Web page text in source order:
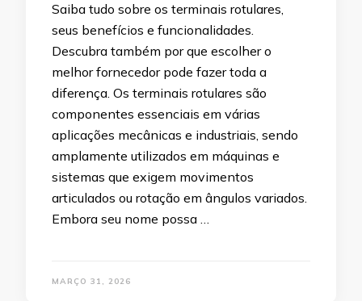
Saiba tudo sobre os terminais rotulares,
seus benefícios e funcionalidades.
Descubra também por que escolher o
melhor fornecedor pode fazer toda a
diferença. Os terminais rotulares são
componentes essenciais em várias
aplicações mecânicas e industriais, sendo
amplamente utilizados em máquinas e
sistemas que exigem movimentos
articulados ou rotação em ângulos variados.
Embora seu nome possa …
MARÇO 31, 2026